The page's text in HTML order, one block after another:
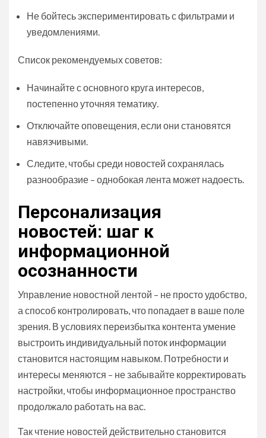
Не бойтесь экспериментировать с фильтрами и
уведомлениями.
Список рекомендуемых советов:
Начинайте с основного круга интересов,
постепенно уточняя тематику.
Отключайте оповещения, если они становятся
навязчивыми.
Следите, чтобы среди новостей сохранялась
разнообразие – однобокая лента может надоесть.
Персонализация
новостей: шаг к
информационной
осознанности
Управление новостной лентой – не просто удобство,
а способ контролировать, что попадает в ваше поле
зрения. В условиях переизбытка контента умение
выстроить индивидуальный поток информации
становится настоящим навыком. Потребности и
интересы меняются – не забывайте корректировать
настройки, чтобы информационное пространство
продолжало работать на вас.
Так чтение новостей действительно становится